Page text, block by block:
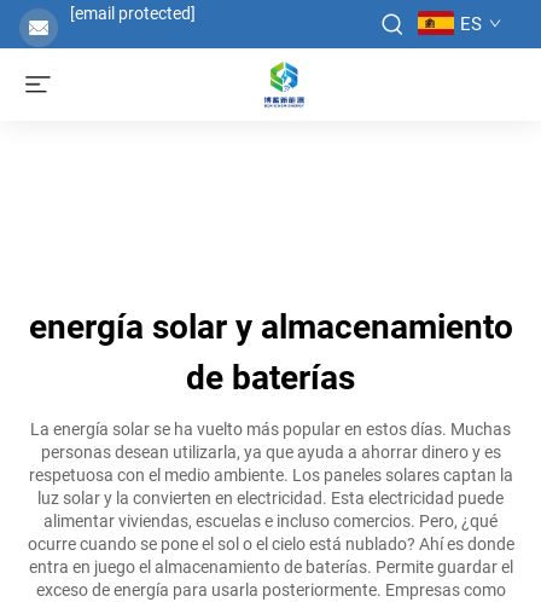
[email protected] ES
energía solar y almacenamiento
de baterías
La energía solar se ha vuelto más popular en estos días. Muchas
personas desean utilizarla, ya que ayuda a ahorrar dinero y es
respetuosa con el medio ambiente. Los paneles solares captan la
luz solar y la convierten en electricidad. Esta electricidad puede
alimentar viviendas, escuelas e incluso comercios. Pero, ¿qué
ocurre cuando se pone el sol o el cielo está nublado? Ahí es donde
entra en juego el almacenamiento de baterías. Permite guardar el
exceso de energía para usarla posteriormente. Empresas como